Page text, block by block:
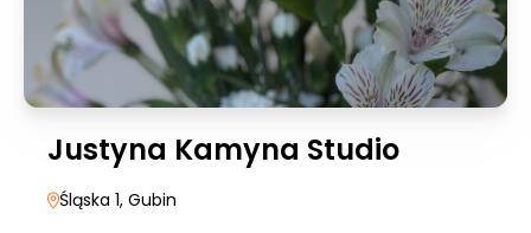
Justyna Kamyna Studio
Śląska 1, Gubin